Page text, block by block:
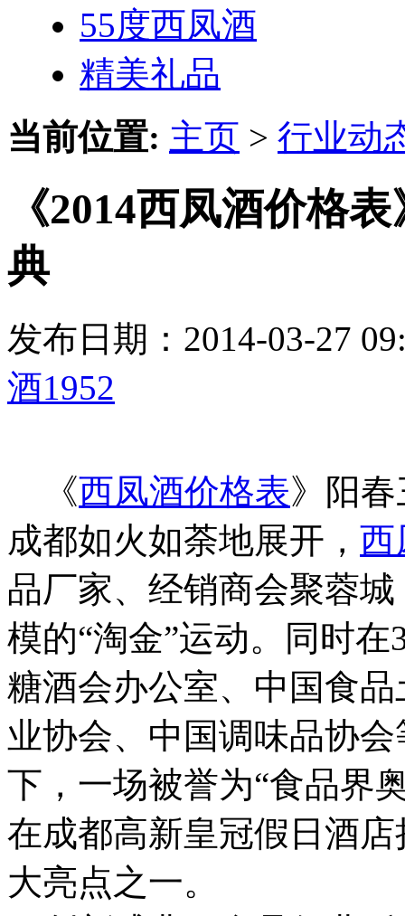
55度西凤酒
精美礼品
当前位置: 主页 > 行业动
《2014西凤酒价格
典
发布日期：2014-03-27
酒1952
《西凤酒价格表》阳
成都如火如荼地展开， 西
品厂家、经销商会聚蓉
模的“淘金”运动。同时
糖酒会办公室、中国食
业协会、中国调味品协
下，一场被誉为“食品界
在成都高新皇冠假日酒
大亮点之一。